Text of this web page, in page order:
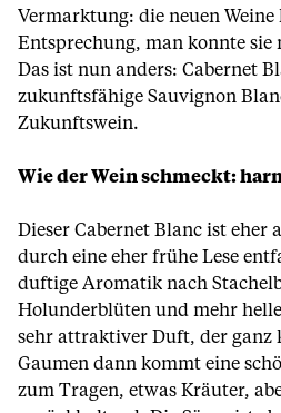
Vermarktung: die neuen Weine
Entsprechung, man konnte
Das ist nun anders: Cabernet
zukunftsfähige Sauvignon
Zukunftswein.
Wie der Wein schmeckt:
Dieser Cabernet Blanc ist eher
durch eine eher frühe Lese
duftige Aromatik nach
Holunderblüten und mehr
sehr attraktiver Duft, der
Gaumen dann kommt eine
zum Tragen, etwas Kräuter,